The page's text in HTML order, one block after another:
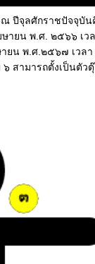
ณ ปีจุลศักราชปัจจุบัน
ายน พ.ศ. ๒๕๖๖ เว
ยน พ.ศ.๒๕๖๗ เวล
สามารถตั้งเป็นตัว